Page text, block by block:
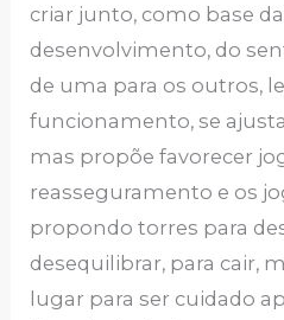
criar junto, como base
desenvolvimento, do
de uma para os outros,
funcionamento, se
mas propõe favorecer
reasseguramento e os
propondo torres para
desequilibrar, para cair,
lugar para ser cuidado